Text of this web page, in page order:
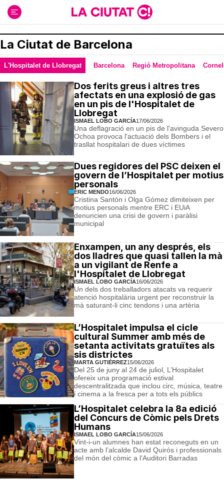
contenido
La Ciutat de Barcelona
L'Hospitalet de Llobregat Barcelona Regió Metropolitana
Dos ferits greus i altres tres
afectats en una explosió de gas
en un pis de l'Hospitalet de
Llobregat
ISMAEL LOBO GARCÍA17/06/2026
Una deflagració en un pis de l'avinguda Severo
Ochoa provoca l'actuació dels Bombers i el
trasllat hospitalari de dues víctimes
Dues regidores del PSC deixen el
govern de l’Hospitalet per motius
personals
ERIC MENDO16/06/2026
Cristina Santón i Olga Gómez dimiteixen per
motius personals mentre ERC i EUiA
denuncien una crisi de govern i paràlisi
municipal
Enxampen, un any després, els
dos lladres que quasi tallen la mà
a un vigilant de Renfe a
l'Hospitalet de Llobregat
ISMAEL LOBO GARCÍA16/06/2026
Un dels dos treballadors atacats va requerir
atenció hospitalària urgent per reconstruir la
mà saturant-li cinc tendons i una artèria
L’Hospitalet impulsa el cicle
cultural Summer amb més de
setanta activitats gratuïtes als
sis districtes
MARTA GUTIÉRREZ15/06/2026
Del 25 de juny al 24 de juliol, L’Hospitalet
ofereix una programació estival
descentralitzada que inclou circ, música, teatre
i cinema a la fresca per a tots els públics
L’Hospitalet celebra la 8a edició
del Concurs de Còmic pels Drets
Humans
ISMAEL LOBO GARCÍA15/06/2026
Vint-i-un alumnes han estat reconeguts en un
acte amb l’alcalde David Quirós i professionals
del món del còmic a l’Auditori Barradas